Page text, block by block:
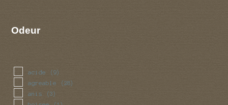
Odeur
acide (9)
agreable (28)
anis (3)